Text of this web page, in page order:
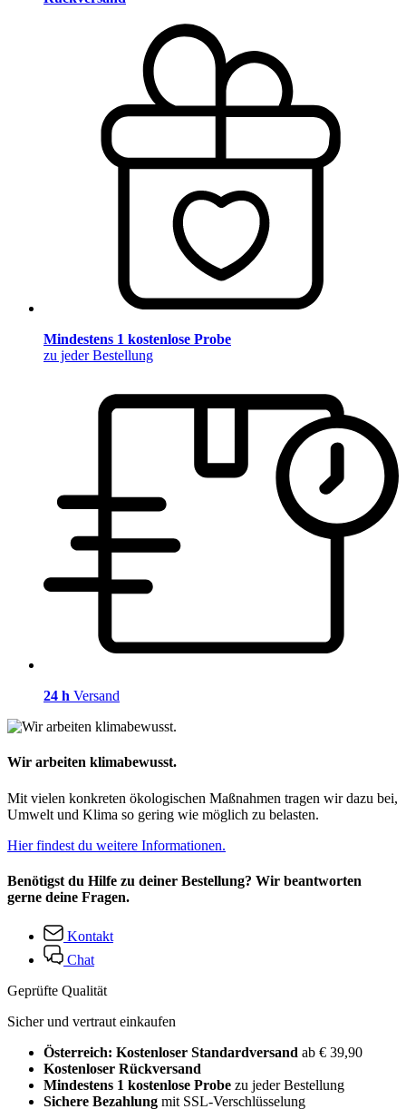
Mindestens 1 kostenlose Probe
zu jeder Bestellung
24 h Versand
Wir arbeiten klimabewusst.
Mit vielen konkreten ökologischen Maßnahmen tragen wir dazu bei,
Umwelt und Klima so gering wie möglich zu belasten.
Hier findest du weitere Informationen.
Benötigst du Hilfe zu deiner Bestellung? Wir beantworten
gerne deine Fragen.
Kontakt
Chat
Geprüfte Qualität
Sicher und vertraut einkaufen
Österreich: Kostenloser Standardversand ab € 39,90
Kostenloser Rückversand
Mindestens 1 kostenlose Probe zu jeder Bestellung
Sichere Bezahlung mit SSL-Verschlüsselung